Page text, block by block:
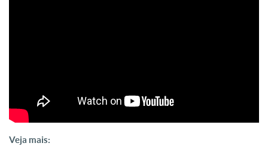
Veja mais: